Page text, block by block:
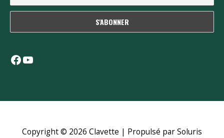
Facebook
YouTube
Copyright © 2026 Clavette | Propulsé par Soluris